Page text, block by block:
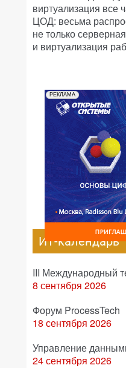
виртуализация все
ЦОД: весьма
не только
и виртуализация
РЕКЛАМА
ИТ-календарь
III Международный
8 сентября 2026
Форум ProcessTech
18 сентября 2026
Управление
24 сентября 2026